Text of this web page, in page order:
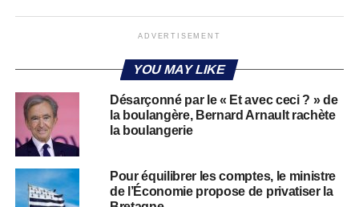
ADVERTISEMENT
YOU MAY LIKE
Désarçonné par le « Et avec ceci ? » de
la boulangère, Bernard Arnault rachète
la boulangerie
Pour équilibrer les comptes, le ministre
de l’Économie propose de privatiser la